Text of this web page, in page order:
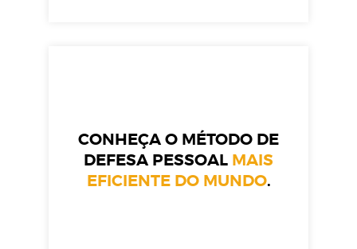
CONHEÇA O MÉTODO DE
DEFESA PESSOAL MAIS
EFICIENTE DO MUNDO.